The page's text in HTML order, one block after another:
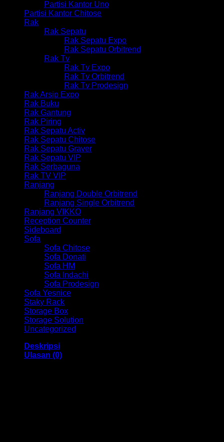
Partisi Kantor Uno
Partisi Kantor Chitose
Rak
Rak Sepatu
Rak Sepatu Expo
Rak Sepatu Orbitrend
Rak Tv
Rak Tv Expo
Rak Tv Orbitrend
Rak Tv Prodesign
Rak Arsip Expo
Rak Buku
Rak Gantung
Rak Piring
Rak Sepatu Activ
Rak Sepatu Chitose
Rak Sepatu Graver
Rak Sepatu VIP
Rak Serbaguna
Rak TV VIP
Ranjang
Ranjang Double Orbitrend
Ranjang Single Orbitrend
Ranjang VIKKO
Reception Counter
Sideboard
Sofa
Sofa Chitose
Sofa Donati
Sofa HM
Sofa Indachi
Sofa Prodesign
Sofa Yesnice
Staky Rack
Storage Box
Storage Solution
Uncategorized
Deskripsi
Ulasan (0)